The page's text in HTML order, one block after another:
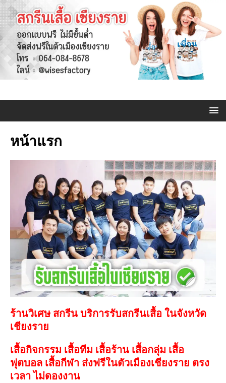
หน้าแรก
ร้านวิเศษ สกรีน บริการรับสกรีนเสื้อ ในจังหวัด
เชียงราย
เสื้อกิจกรรม เสื้อทีม เสื้อร้าน เสื้อกลุ่ม เสื้อ
ฟุตบอล เสื้อกีฬา ส่งฟรีในตัวเมืองเชียงราย ตรง
เวลา ไม่ดองงาน